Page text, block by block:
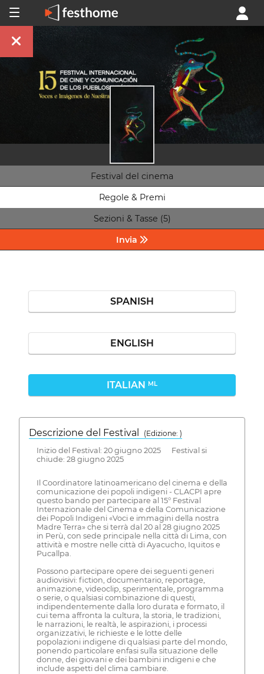
Festival del cinema
Regole & Premi
Sezioni & Tasse (5)
Invia
SPANISH
ENGLISH
ITALIAN ML
Descrizione del Festival
( Edizione: )
Inizio del Festival: 20 giugno 2025 Festival si
chiude: 28 giugno 2025
Il Coordinatore latinoamericano del cinema e della
comunicazione dei popoli indigeni - CLACPI apre
questo bando per partecipare al 15° Festival
Internazionale del Cinema e della Comunicazione
dei Popoli Indigeni «Voci e immagini della nostra
Madre Terra» che si terrà dal 20 al 28 giugno 2025
in Perù, con sede principale nella città di Lima, con
attività e mostre nelle città di Ayacucho, Iquitos e
Pucallpa.
Possono partecipare opere dei seguenti generi
audiovisivi: fiction, documentario, reportage,
animazione, videoclip, sperimentale, programma
o serie, o qualsiasi combinazione di questi,
indipendentemente dalla loro durata e formato, il
cui tema affronta la cultura, la storia, le tradizioni,
le narrazioni, le realtà, le aspirazioni, i processi
organizzativi, le richieste e le lotte delle
popolazioni indigene di qualsiasi parte del mondo,
ponendo particolare enfasi sulla situazione delle
donne, dei giovani e dei bambini indigeni e che
include aspetti del clima cambiare.